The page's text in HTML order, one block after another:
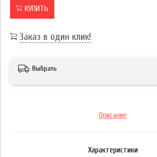
КУПИТЬ
Заказ в один клик!
Выбрать
Описание
Характеристики